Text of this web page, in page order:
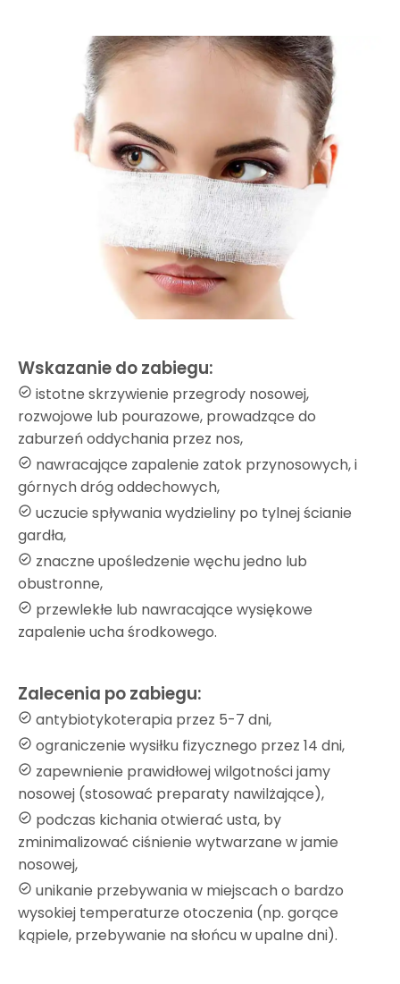
Wskazanie do zabiegu:
istotne skrzywienie przegrody nosowej,
rozwojowe lub pourazowe, prowadzące do
zaburzeń oddychania przez nos,
nawracające zapalenie zatok przynosowych, i
górnych dróg oddechowych,
uczucie spływania wydzieliny po tylnej ścianie
gardła,
znaczne upośledzenie węchu jedno lub
obustronne,
przewlekłe lub nawracające wysiękowe
zapalenie ucha środkowego.
Zalecenia po zabiegu:
antybiotykoterapia przez 5-7 dni,
ograniczenie wysiłku fizycznego przez 14 dni,
zapewnienie prawidłowej wilgotności jamy
nosowej (stosować preparaty nawilżające),
podczas kichania otwierać usta, by
zminimalizować ciśnienie wytwarzane w jamie
nosowej,
unikanie przebywania w miejscach o bardzo
wysokiej temperaturze otoczenia (np. gorące
kąpiele, przebywanie na słońcu w upalne dni).